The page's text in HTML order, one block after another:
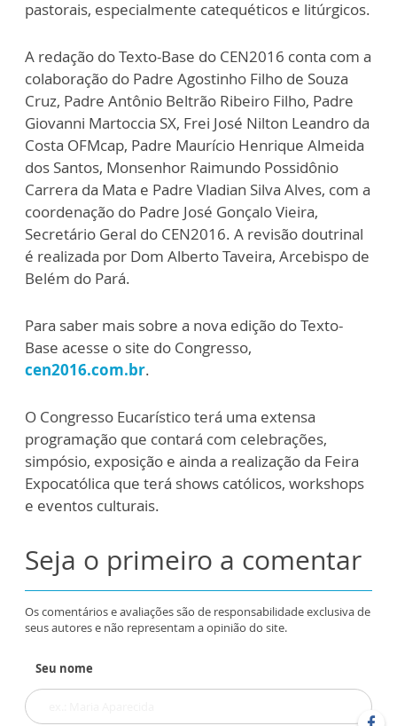
pastorais, especialmente catequéticos e litúrgicos.
A redação do Texto-Base do CEN2016 conta com a
colaboração do Padre Agostinho Filho de Souza
Cruz, Padre Antônio Beltrão Ribeiro Filho, Padre
Giovanni Martoccia SX, Frei José Nilton Leandro da
Costa OFMcap, Padre Maurício Henrique Almeida
dos Santos, Monsenhor Raimundo Possidônio
Carrera da Mata e Padre Vladian Silva Alves, com a
coordenação do Padre José Gonçalo Vieira,
Secretário Geral do CEN2016. A revisão doutrinal
é realizada por Dom Alberto Taveira, Arcebispo de
Belém do Pará.
Para saber mais sobre a nova edição do Texto-
Base acesse o site do Congresso,
cen2016.com.br.
O Congresso Eucarístico terá uma extensa
programação que contará com celebrações,
simpósio, exposição e ainda a realização da Feira
Expocatólica que terá shows católicos, workshops
e eventos culturais.
Seja o primeiro a comentar
Os comentários e avaliações são de responsabilidade exclusiva de
seus autores e não representam a opinião do site.
Seu nome